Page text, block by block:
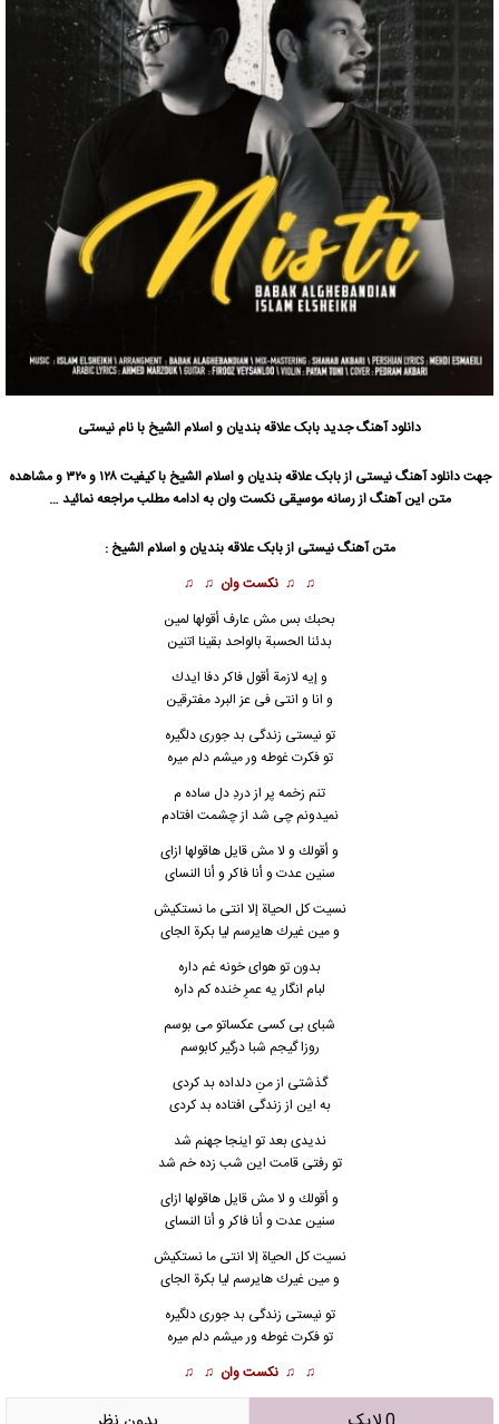
دانلود آهنگ جدیدبابک علاقه بندیان و اسلام الشیخ با نام نیستی
جهت دانلود آهنگ نیستی از بابک علاقه بندیان و اسلام الشیخ با کیفیت ۱۲۸ و ۳۲۰ و مشاهده
متن این آهنگ از رسانه موسیقی نکست وان به ادامه مطلب مراجعه نمائید …
متن آهنگ نیستی از بابک علاقه بندیان و اسلام الشیخ :
♫ ♫ نکست وان ♫ ♫
بحبك بس مش عارف أقولها لمين
بدئنا الحسبة بالواحد بقينا اتنين
و إيه لازمة أقول فاكر دفا ايدك
و انا و انتى فى عز البرد مفترقين
تو نیستی زندگی بد جوری دلگیره
تو فکرت غوطه ور میشم دلم میره
تنم زخمه پر از دردِ دل ساده م
نمیدونم چی شد از چشمت افتادم
و أقولك و لا مش قايل هاقولها ازاى
سنين عدت و أنا فاكر و أنا النساى
نسيت كل الحياة إلا انتى ما نستكيش
و مين غيرك هايرسم ليا بكرة الجاى
بدون تو هوای خونه غم داره
لبام انگار یه عمرِ خنده کم داره
شبای بی کسی عکساتو می بوسم
روزا گیجم شبا درگیر کابوسم
گذشتی از منِ دلداده بد کردی
به این از زندگی افتاده بد کردی
ندیدی بعد تو اینجا جهنم شد
تو رفتی قامت این شب زده خم شد
و أقولك و لا مش قايل هاقولها ازاى
سنين عدت و أنا فاكر و أنا النساى
نسيت كل الحياة إلا انتى ما نستكيش
و مين غيرك هايرسم ليا بكرة الجاى
تو نیستی زندگی بد جوری دلگیره
تو فکرت غوطه ور میشم دلم میره
♫ ♫ نکست وان ♫ ♫